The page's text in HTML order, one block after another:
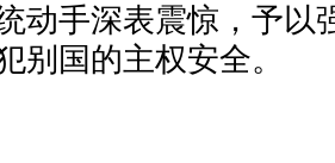
动手深表震惊，予以
别国的主权安全。